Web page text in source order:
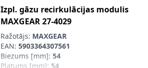
Izpl. gāzu recirkulācijas modulis
MAXGEAR27-4029
Ražotājs: MAXGEAR
EAN: 5903364307561
Biezums [mm]: 54
Platums [mm]: 54